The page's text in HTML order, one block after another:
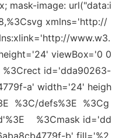
mask-image: url("data:i
xmlns='http://
ink='http://www.w3.
'24' viewBox='0 0
id='dda90263-
a' width='24' heigh
%3C/defs%3E %3Cg
'%3E %3Cmask id='dd
b' fill='%2